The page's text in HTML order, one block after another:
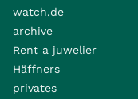
watch.de
archive
Rent a juwelier
Häffners
privates